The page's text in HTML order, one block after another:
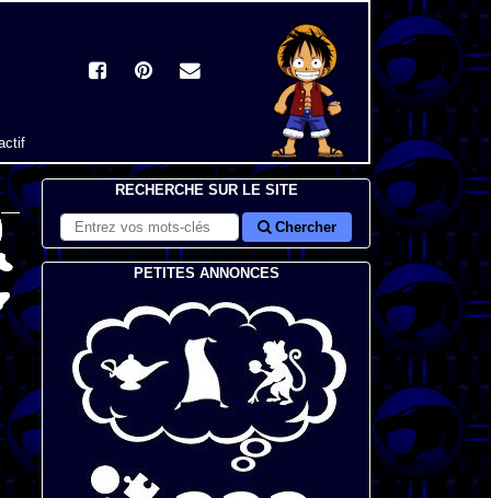
RECHERCHE SUR LE SITE
Chercher
PETITES ANNONCES